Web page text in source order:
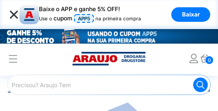
× Baixe o APP e ganhe 5% OFF!
Use o cupom APP5 na primeira compra
Baixar
0
Araujo Medicamentos Remédio para o Estômago e